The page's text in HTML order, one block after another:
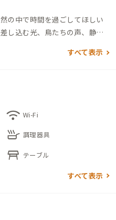
の中で時間を過ごしてほしい
し込む光、鳥たちの声、静寂
す。
灰石（琉球石灰岩）の外壁
る音が心地よく流れます。
利用ください。
すべて表示
wifi Wi-Fi
skillet 調理器具
table_restaurant テーブル
すべて表示